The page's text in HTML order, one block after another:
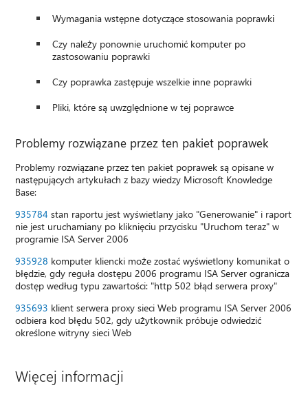
Wymagania wstępne dotyczące stosowania poprawki
Czy należy ponownie uruchomić komputer po
zastosowaniu poprawki
Czy poprawka zastępuje wszelkie inne poprawki
Pliki, które są uwzględnione w tej poprawce
Problemy rozwiązane przez ten pakiet poprawek
Problemy rozwiązane przez ten pakiet poprawek są opisane w
następujących artykułach z bazy wiedzy Microsoft Knowledge
Base:
935784 stan raportu jest wyświetlany jako "Generowanie" i raport
nie jest uruchamiany po kliknięciu przycisku "Uruchom teraz" w
programie ISA Server 2006
935928 komputer kliencki może zostać wyświetlony komunikat o
błędzie, gdy reguła dostępu 2006 programu ISA Server ogranicza
dostęp według typu zawartości: "http 502 błąd serwera proxy"
935693 klient serwera proxy sieci Web programu ISA Server 2006
odbiera kod błędu 502, gdy użytkownik próbuje odwiedzić
określone witryny sieci Web
Więcej informacji